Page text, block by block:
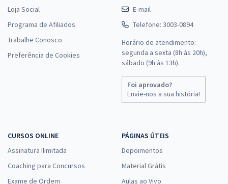
Loja Social
Programa de Afiliados
Trabalhe Conosco
Preferência de Cookies
E-mail
Telefone: 3003-0894
Horário de atendimento:
segunda a sexta (8h às 20h),
sábado (9h às 13h).
Foi aprovado?
Envie-nos a sua história!
CURSOS ONLINE
Assinatura Ilimitada
Coaching para Concursos
Exame de Ordem
PÁGINAS ÚTEIS
Depoimentos
Material Grátis
Aulas ao Vivo